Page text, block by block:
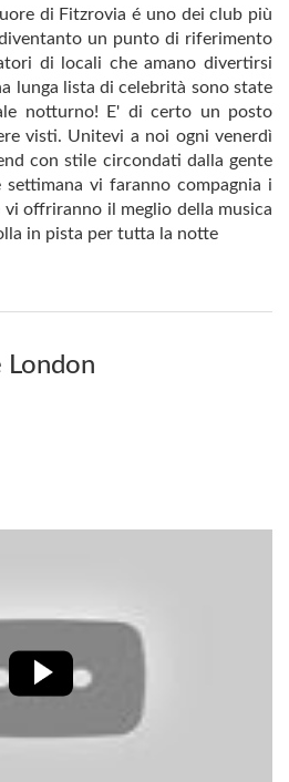
di Fitzrovia é uno dei club più
un punto di riferimento
di locali che amano divertirsi
lunga lista di celebrità sono state
notturno! E' di certo un posto
visti. Unitevi a noi ogni venerdì
con stile circondati dalla gente
vi faranno compagnia i
offriranno il meglio della musica
in pista per tutta la notte
London